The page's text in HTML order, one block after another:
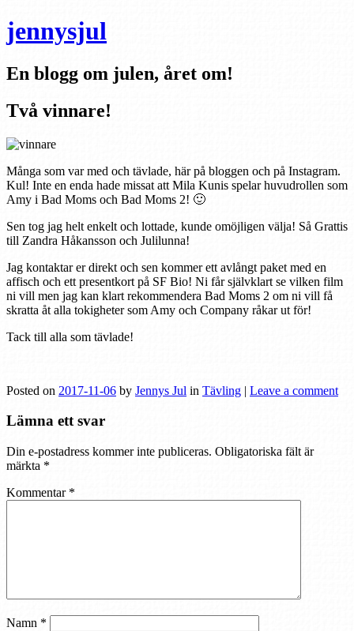
jennysjul
En blogg om julen, året om!
Två vinnare!
Många som var med och tävlade, här på bloggen och på Instagram.
Kul! Inte en enda hade missat att Mila Kunis spelar huvudrollen som
Amy i Bad Moms och Bad Moms 2! 🙂
Sen tog jag helt enkelt och lottade, kunde omöjligen välja! Så Grattis
till Zandra Håkansson och Julilunna!
Jag kontaktar er direkt och sen kommer ett avlångt paket med en
affisch och ett presentkort på SF Bio! Ni får självklart se vilken film
ni vill men jag kan klart rekommendera Bad Moms 2 om ni vill få
skratta åt alla tokigheter som Amy och Company råkar ut för!
Tack till alla som tävlade!
Posted on 2017-11-06 by Jennys Jul in Tävling | Leave a comment
Lämna ett svar
Din e-postadress kommer inte publiceras. Obligatoriska fält är
märkta *
Kommentar *
Namn *